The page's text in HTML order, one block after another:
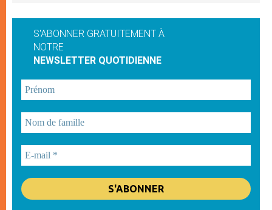
S'ABONNER GRATUITEMENT À
NOTRE
NEWSLETTER QUOTIDIENNE